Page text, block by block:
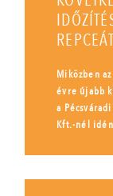
Miközben
évre újabb
a
Kft.-nél